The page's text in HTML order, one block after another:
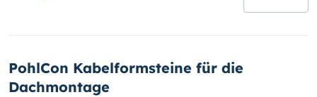
PohlCon Kabelformsteine für die
Dachmontage